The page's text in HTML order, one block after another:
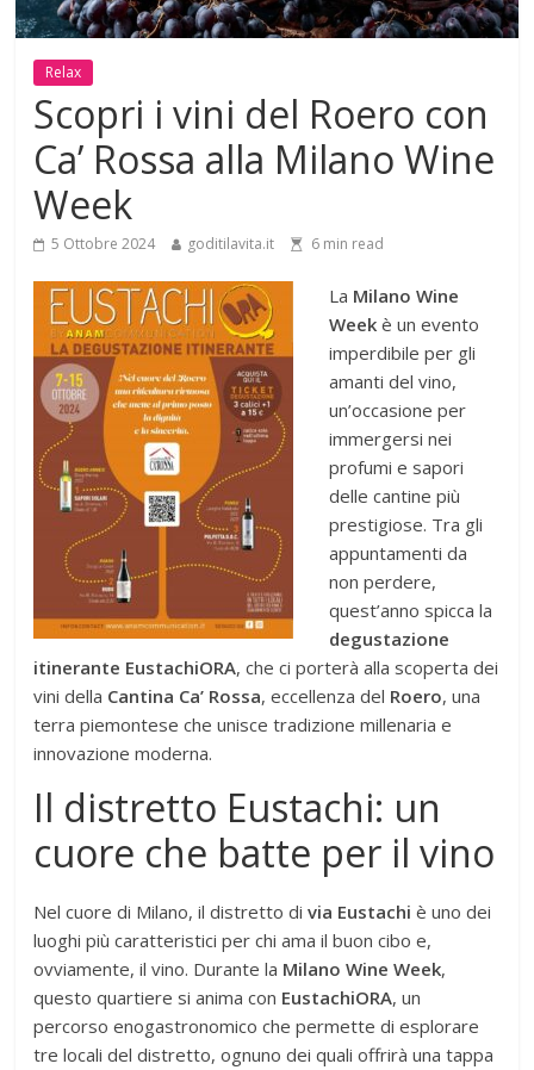
Relax
Scopri i vini del Roero con
Ca’ Rossa alla Milano Wine
Week
5 Ottobre 2024 goditilavita.it 6 min read
La Milano Wine
Week è un evento
imperdibile per gli
amanti del vino,
un’occasione per
immergersi nei
profumi e sapori
delle cantine più
prestigiose. Tra gli
appuntamenti da
non perdere,
quest’anno spicca la
degustazione
itinerante EustachiORA, che ci porterà alla scoperta dei
vini della Cantina Ca’ Rossa, eccellenza del Roero, una
terra piemontese che unisce tradizione millenaria e
innovazione moderna.
Il distretto Eustachi: un
cuore che batte per il vino
Nel cuore di Milano, il distretto divia Eustachi è uno dei
luoghi più caratteristici per chi ama il buon cibo e,
ovviamente, il vino. Durante la Milano Wine Week,
questo quartiere si anima con EustachiORA, un
percorso enogastronomico che permette di esplorare
tre locali del distretto, ognuno dei quali offrirà una tappa